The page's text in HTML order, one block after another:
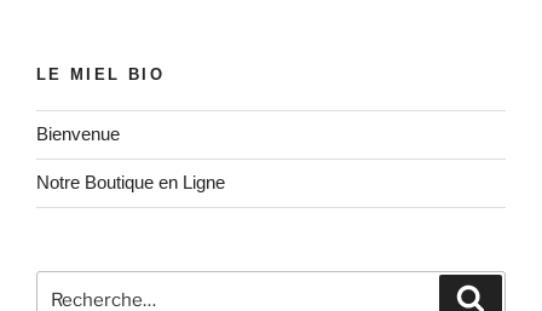
LE MIEL BIO
Bienvenue
Notre Boutique en Ligne